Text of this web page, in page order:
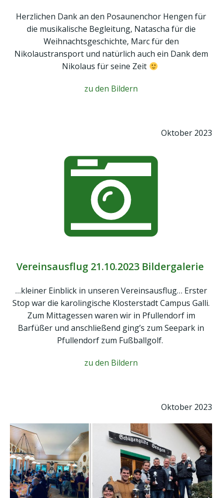
Herzlichen Dank an den Posaunenchor Hengen für
die musikalische Begleitung, Natascha für die
Weihnachtsgeschichte, Marc für den
Nikolaustransport und natürlich auch ein Dank dem
Nikolaus für seine Zeit
zu den Bildern
Oktober 2023
Vereinsausflug 21.10.2023 Bildergalerie
…kleiner Einblick in unseren Vereinsausflug… Erster
Stop war die karolingische Klosterstadt Campus Galli.
Zum Mittagessen waren wir in Pfullendorf im
Barfüßer und anschließend ging’s zum Seepark in
Pfullendorf zum Fußballgolf.
zu den Bildern
Oktober 2023